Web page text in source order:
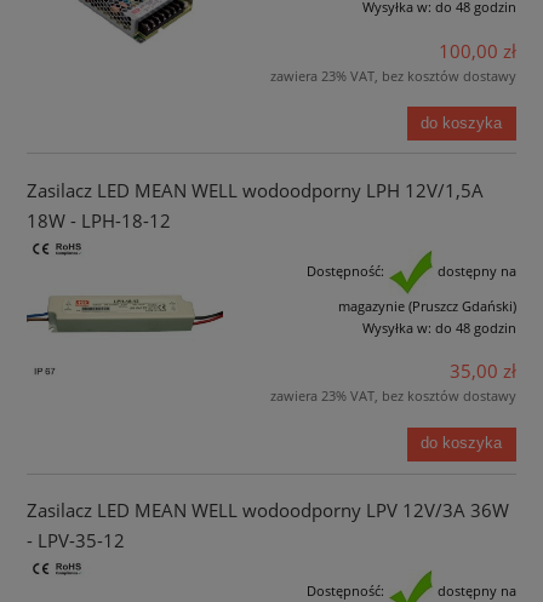
Wysyłka w: do 48 godzin
100,00 zł
zawiera 23% VAT, bez kosztów dostawy
do koszyka
Zasilacz LED MEAN WELL wodoodporny LPH 12V/1,5A
18W - LPH-18-12
Dostępność:
dostępny na
magazynie (Pruszcz Gdański)
Wysyłka w: do 48 godzin
35,00 zł
zawiera 23% VAT, bez kosztów dostawy
do koszyka
Zasilacz LED MEAN WELL wodoodporny LPV 12V/3A 36W
- LPV-35-12
Dostępność:
dostępny na